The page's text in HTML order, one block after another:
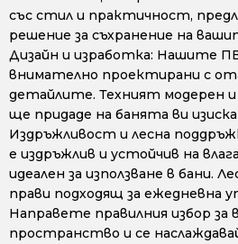
със стил и практичност,
решение за съхранение на
Дизайн и изработка: Нашите
внимателно проектирани с
детайлите. Техният модерен
ще придаде на банята ви
Издръжливост и лесна
е издръжлив и устойчив на
идеален за използване в бани.
прави подходящ за ежедневна
Направете правилния избор за
пространство и се